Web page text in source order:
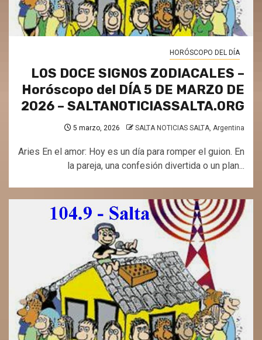
HORÓSCOPO DEL DÍA
LOS DOCE SIGNOS ZODIACALES –
Horóscopo del DÍA 5 DE MARZO DE
2026 – SALTANOTICIASSALTA.ORG
5 marzo, 2026 SALTA NOTICIAS SALTA, Argentina
Aries En el amor: Hoy es un día para romper el guion. En
la pareja, una confesión divertida o un plan...